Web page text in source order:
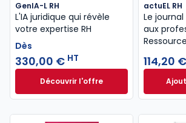
GenIA-L RH
L'IA juridique qui révèle
votre expertise RH
Dès
330,00 € HT
Découvrir l'offreGenIA-L RH à partir de
Dès
actuEL RH
Le
aux
114,20 €